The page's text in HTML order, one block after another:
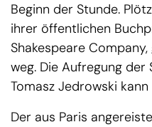
Beginn der Stunde.
ihrer öffentlichen
Shakespeare
weg. Die Aufregung
Tomasz Jedrowski
Der aus Paris